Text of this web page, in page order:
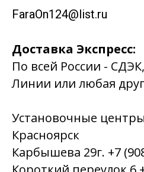
FaraOn124@list.ru
Доставка Экспресс:
По всей России -
Линии или любая
Установочные
Красноярск
Карбышева 29г. +7